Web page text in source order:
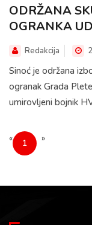
ODRŽANA
OGRANKA
Redakcija
Sinoć je održana
ogranak Grada
umirovljeni bojnik
« 1 »